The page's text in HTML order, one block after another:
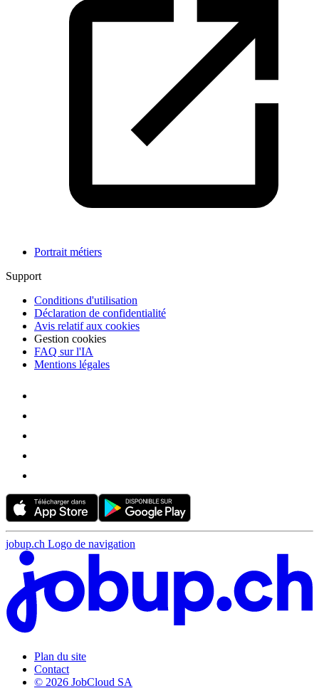
Portrait métiers
Support
Conditions d'utilisation
Déclaration de confidentialité
Avis relatif aux cookies
Gestion cookies
FAQ sur l'IA
Mentions légales
jobup.ch Logo de navigation
Plan du site
Contact
© 2026 JobCloud SA